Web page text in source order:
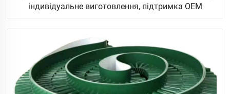
індивідуальне виготовлення, підтримка OEM